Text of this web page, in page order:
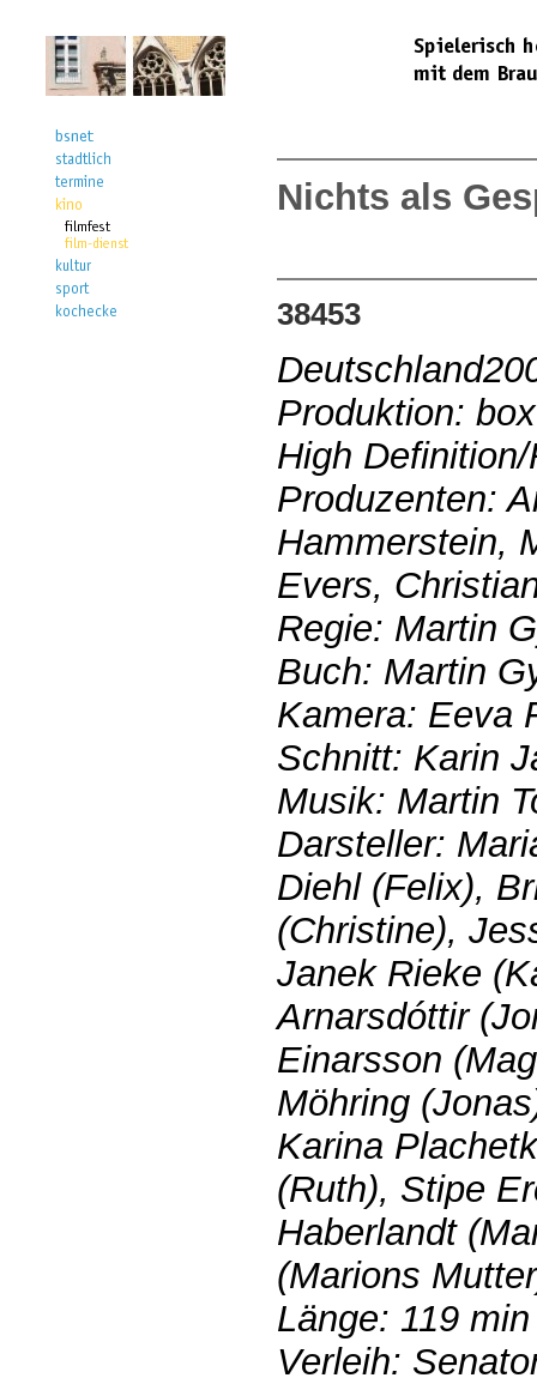
Nichts als
38453
Produktion:
High
Produzenten:
Hammerstein,
Evers,
Regie: Martin
Buch: Martin
Kamera: Eeva
Schnitt: Karin
Musik: Martin
Darsteller:
Diehl (Felix),
(Christine),
Janek Rieke
Arnarsdóttir
Einarsson
Möhring
Karina
(Ruth), Stipe
Haberlandt
(Marions
Länge: 119 min
Verleih: